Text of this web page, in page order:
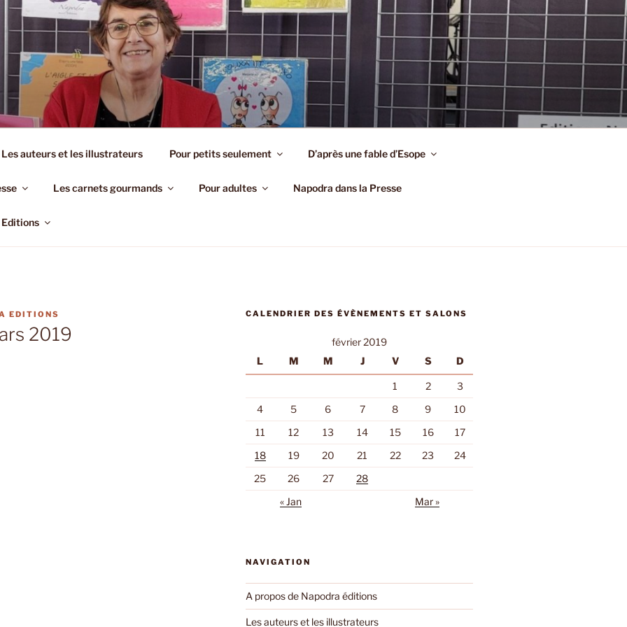
Les auteurs et les illustrateurs Pour petits seulement D’après une fable d’Esope
Les carnets gourmands Pour adultes Napodra dans la Presse
EDITIONS
2019
CALENDRIER DES ÉVÈNEMENTS ET SALONS
février 2019
L
M M J V S D
1 2
3
4
5 6 7 8 9
10
11
12 13 14 15 16
17
18
19 20 21 22 23
24
25
26 27
28
« Jan
Mar »
NAVIGATION
A propos de Napodra éditions
Les auteurs et les illustrateurs